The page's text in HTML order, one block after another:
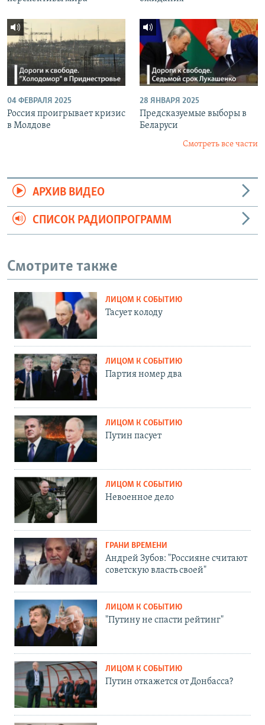
04 ФЕВРАЛЯ 2025
Россия проигрывает кризис
в Молдове
28 ЯНВАРЯ 2025
Предсказуемые выборы в
Беларуси
Смотреть все части
АРХИВ ВИДЕО
СПИСОК РАДИОПРОГРАММ
Смотрите также
ЛИЦОМ К СОБЫТИЮ
Тасует колоду
ЛИЦОМ К СОБЫТИЮ
Партия номер два
ЛИЦОМ К СОБЫТИЮ
Путин пасует
ЛИЦОМ К СОБЫТИЮ
Невоенное дело
ГРАНИ ВРЕМЕНИ
Андрей Зубов: "Россияне считают
советскую власть своей"
ЛИЦОМ К СОБЫТИЮ
"Путину не спасти рейтинг"
ЛИЦОМ К СОБЫТИЮ
Путин откажется от Донбасса?